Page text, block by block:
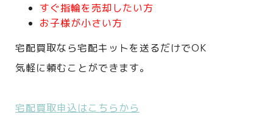
すぐ指輪を売却したい方
お子様が小さい方
宅配買取なら宅配キットを送るだけでOK
気軽に頼むことができます。
宅配買取申込はこちらから